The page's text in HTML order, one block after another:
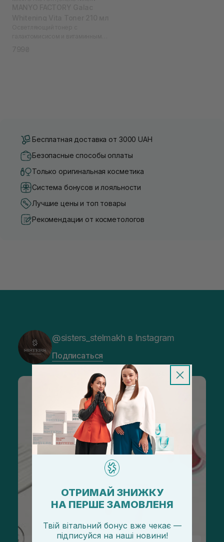
Бесплатная доставка от 3000 UAH
Безопасные способы оплаты
Только оригинальная косметика
Система бонусов и лояльности
Лучшие цены и топ товары
Рекомендации от косметологов
@sisters_stelmakh в Instagram
Подписаться
ОТРИМАЙ ЗНИЖКУ
НА ПЕРШЕ ЗАМОВЛЕНЯ
Твій вітальний бонус вже чекає —
підписуйся на наші новини!